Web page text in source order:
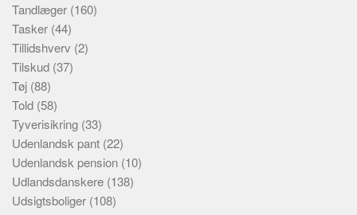
Tandlæger (160)
Tasker (44)
Tillidshverv (2)
Tilskud (37)
Tøj (88)
Told (58)
Tyverisikring (33)
Udenlandsk pant (22)
Udenlandsk pension (10)
Udlandsdanskere (138)
Udsigtsboliger (108)